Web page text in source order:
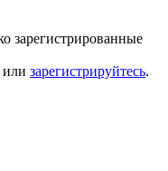
зарегистрированные
или зарегистрируйтесь.